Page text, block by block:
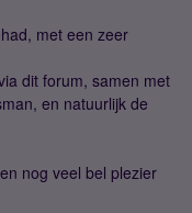
met een zeer
dit forum, samen met
en natuurlijk de
nog veel bel plezier